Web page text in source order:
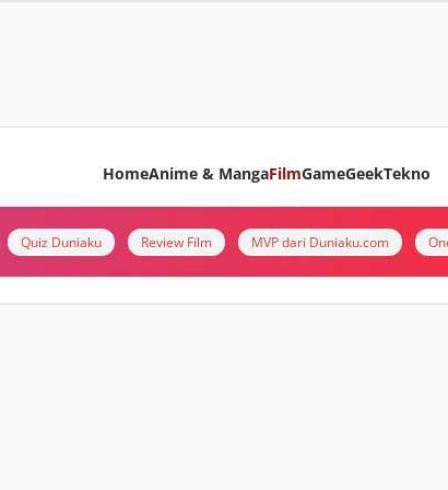
HomeAnime & MangaFilmGameGeekTekno
Quiz Duniaku Review Film MVP dari Duniaku.com